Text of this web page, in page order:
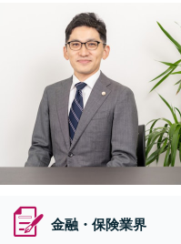
金融・保険業界